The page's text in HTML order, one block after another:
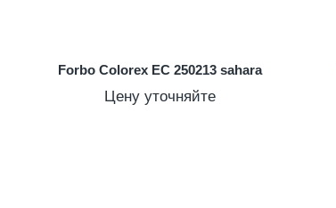
Forbo Colorex EC 250213 sahara
Цену уточняйте